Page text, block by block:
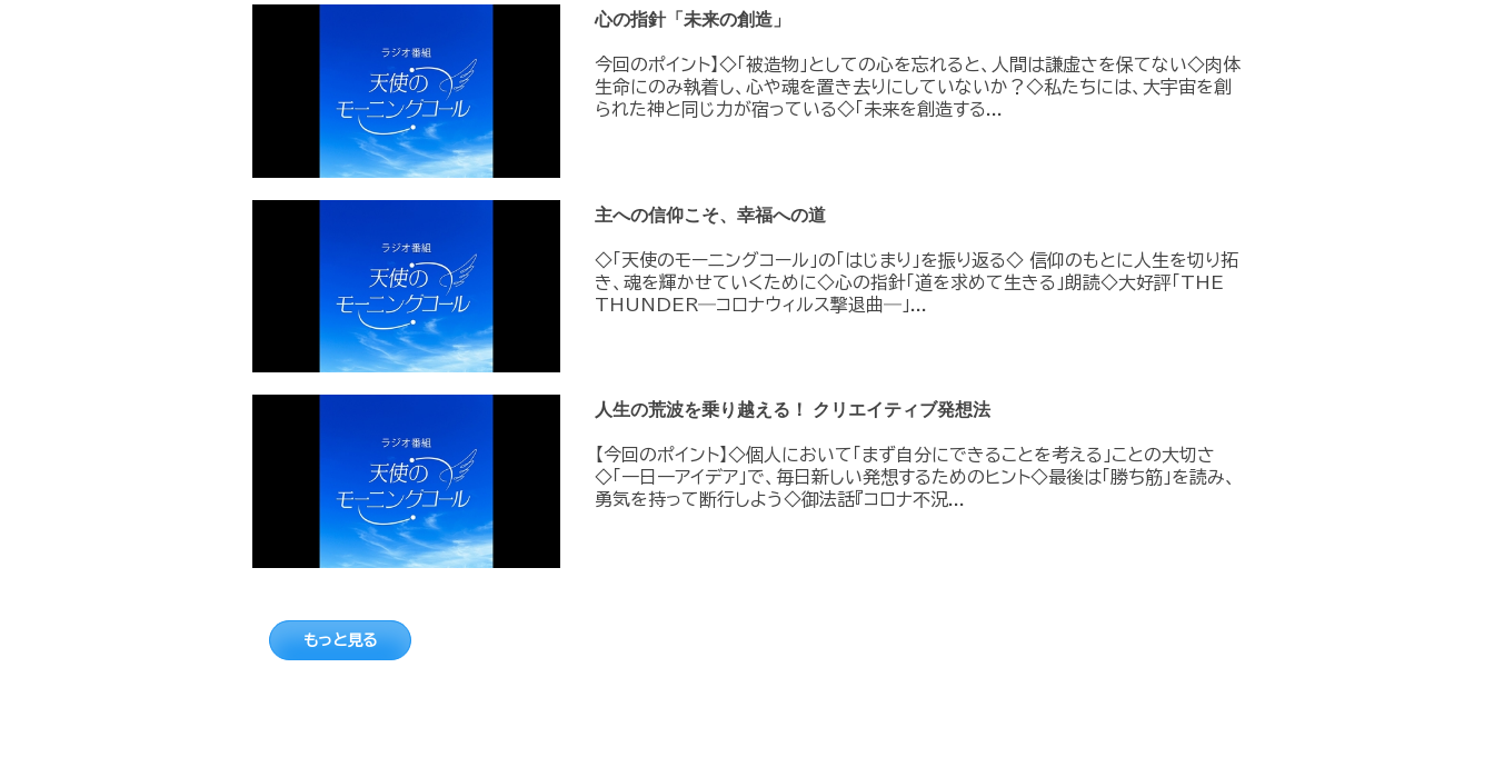
心の指針「未来の創造」
今回のポイント】◇「被造物」としての心を忘れると、人間は謙虚さを保てない◇肉体
生命にのみ執着し、心や魂を置き去りにしていないか？◇私たちには、大宇宙を創
られた神と同じ力が宿っている◇「未来を創造する...
主への信仰こそ、幸福への道
◇「天使のモーニングコール」の「はじまり」を振り返る◇ 信仰のもとに人生を切り拓
き、魂を輝かせていくために◇心の指針「道を求めて生きる」朗読◇大好評「THE
THUNDER―コロナウィルス撃退曲―」...
人生の荒波を乗り越える！ クリエイティブ発想法
【今回のポイント】◇個人において「まず自分にできることを考える」ことの大切さ
◇「一日一アイデア」で、毎日新しい発想するためのヒント◇最後は「勝ち筋」を読み、
勇気を持って断行しよう◇御法話『コロナ不況...
もっと見る